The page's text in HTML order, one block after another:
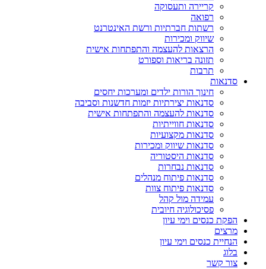
קריירה ותעסוקה
רפואה
רשתות חברתיות ורשת האינטרנט
שיווק ומכירות
הרצאות להעצמה והתפתחות אישית
תזונה בריאות וספורט
תרבות
סדנאות
חינוך הורות ילדים ומערכות יחסים
סדנאות יצירתיות יזמות חדשנות וסביבה
סדנאות להעצמה והתפתחות אישית
סדנאות חווייתיות
סדנאות מקצועיות
סדנאות שיווק ומכירות
סדנאות היסטוריה
סדנאות נבחרות
סדנאות פיתוח מנהלים
סדנאות פיתוח צוות
עמידה מול קהל
פסיכולוגיה חיובית
הפקת כנסים וימי עיון
מרצים
הנחיית כנסים וימי עיון
בלוג
צור קשר